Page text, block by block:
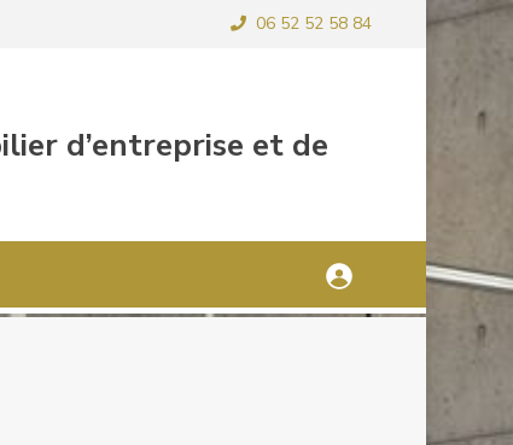
06 52 52 58 84